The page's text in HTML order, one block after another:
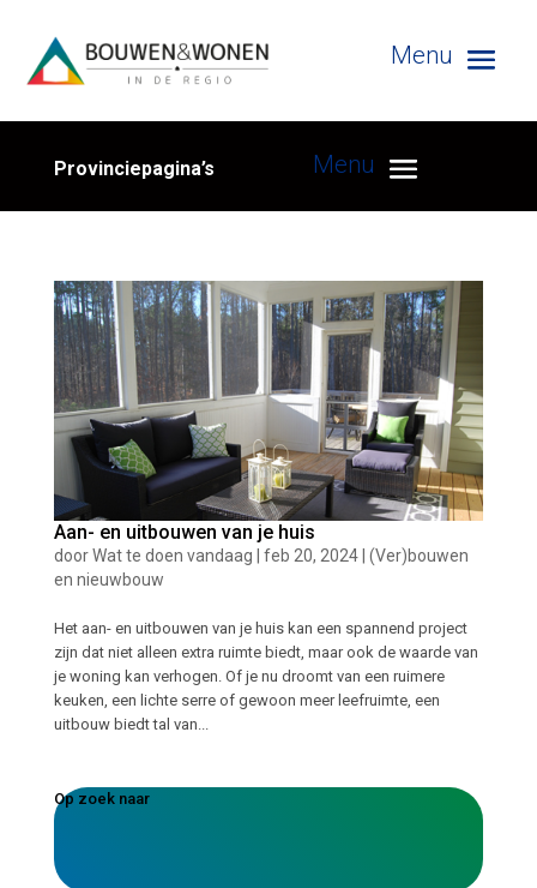
Provinciepagina’s
Aan- en uitbouwen van je huis
doorWat te doen vandaag feb 20, 2024| (Ver)bouwen
en nieuwbouw
Het aan- en uitbouwen van je huis kan een spannend project
zijn dat niet alleen extra ruimte biedt, maar ook de waarde van
je woning kan verhogen. Of je nu droomt van een ruimere
keuken, een lichte serre of gewoon meer leefruimte, een
uitbouw biedt tal van...
Op zoek naar